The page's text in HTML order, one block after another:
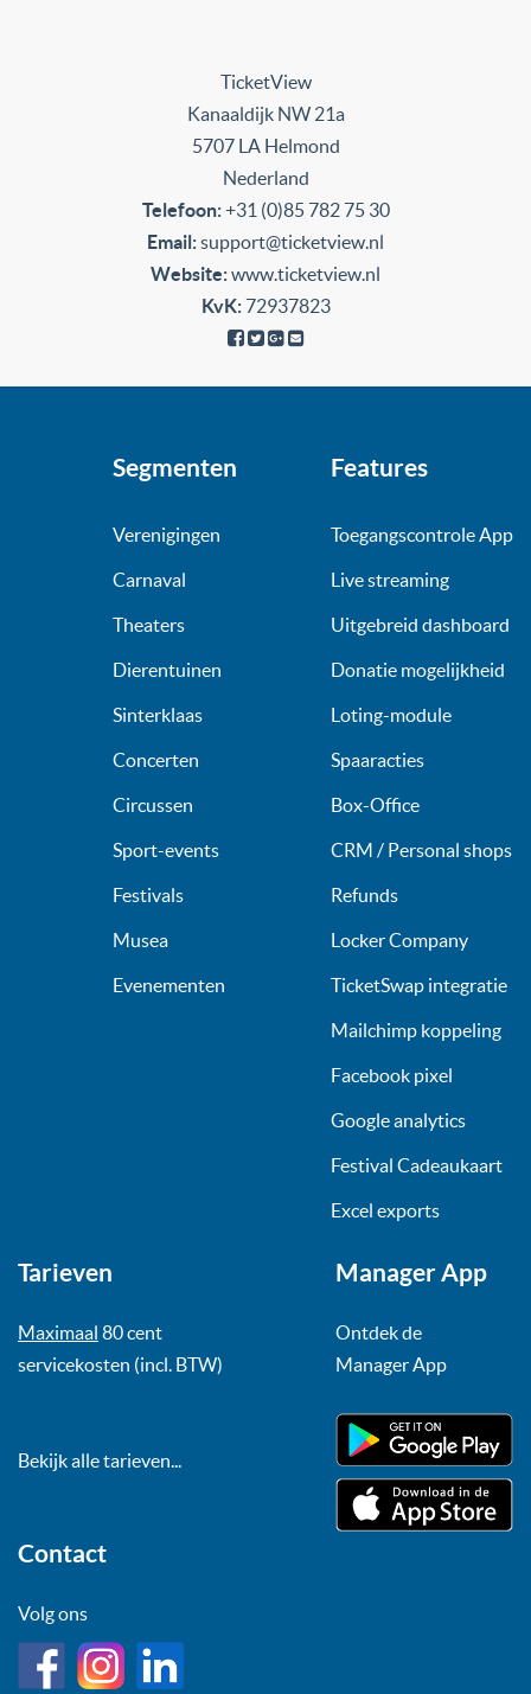
TicketView
Kanaaldijk NW 21a
5707 LA Helmond
Nederland
Telefoon:+31 (0)85 782 75 30
Email:support@ticketview.nl
Website:www.ticketview.nl
KvK:72937823
Segmenten
Verenigingen
Carnaval
Theaters
Dierentuinen
Sinterklaas
Concerten
Circussen
Sport-events
Festivals
Musea
Evenementen
Features
Toegangscontrole App
Live streaming
Uitgebreid dashboard
Donatie mogelijkheid
Loting-module
Spaaracties
Box-Office
CRM / Personal shops
Refunds
Locker Company
TicketSwap integratie
Mailchimp koppeling
Facebook pixel
Google analytics
Festival Cadeaukaart
Excel exports
Tarieven
Maximaal 80 cent
servicekosten (incl. BTW)
Bekijk alle tarieven...
Manager App
Ontdek de
Manager App
Contact
Volg ons